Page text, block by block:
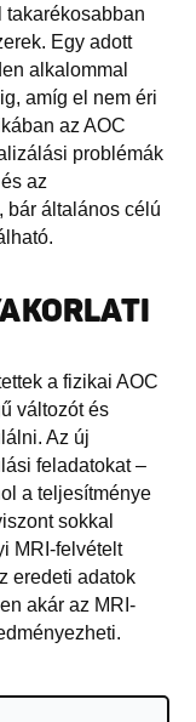
takarékosabban
Egy adott
alkalommal
amíg el nem éri
az AOC
problémák
az
bár általános célú
a fizikai AOC
változót és
Az új
feladatokat –
a teljesítménye
sokkal
MRI-felvételt
eredeti adatok
akár az MRI-